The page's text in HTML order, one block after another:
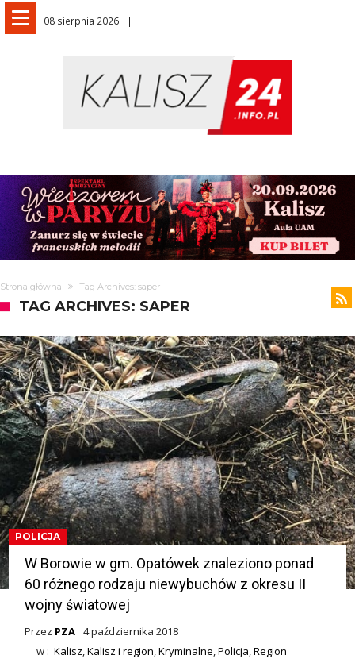
08 sierpnia 2026
Strona główna Tag Archives: saper
TAG ARCHIVES: SAPER
POLICJA
W Borowie w gm. Opatówek znaleziono ponad
60 różnego rodzaju niewybuchów z okresu II
wojny światowej
Przez PZA 4 października 2018
w :Kalisz,Kalisz i region,Kryminalne,Policja,Region